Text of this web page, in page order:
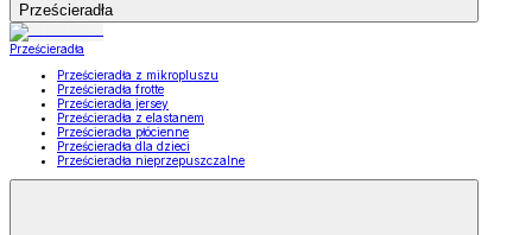
Prześcieradła
Prześcieradła
Prześcieradła z mikropluszu
Prześcieradła frotte
Prześcieradła jersey
Prześcieradła z elastanem
Prześcieradła płócienne
Prześcieradła dla dzieci
Prześcieradła nieprzepuszczalne